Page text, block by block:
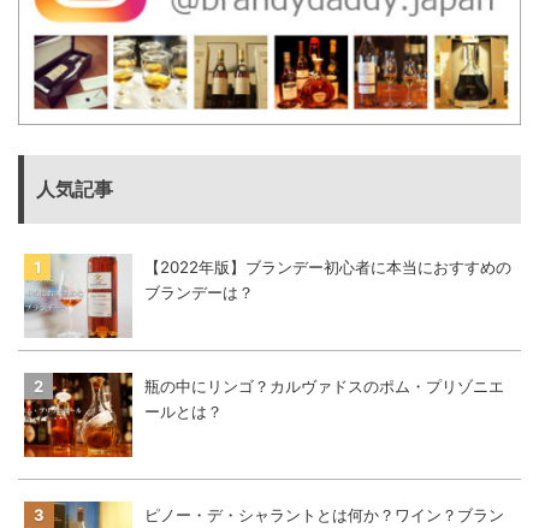
人気記事
【2022年版】ブランデー初心者に本当におすすめの
ブランデーは？
瓶の中にリンゴ？カルヴァドスのポム・プリゾニエ
ールとは？
ピノー・デ・シャラントとは何か？ワイン？ブラン